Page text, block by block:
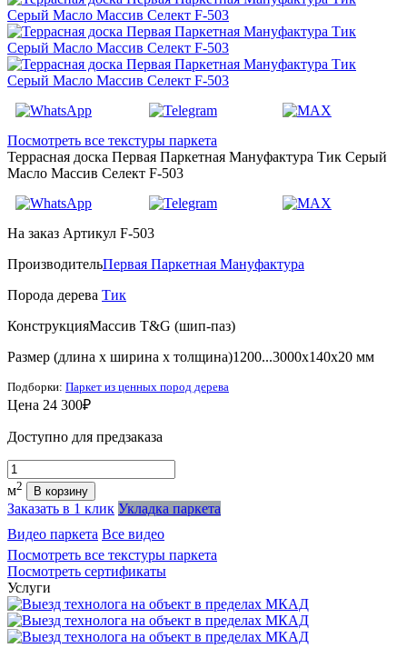
Посмотреть все текстуры паркета
Террасная доска Первая Паркетная Мануфактура Тик Серый
Масло Массив Селект F-503
На заказ Артикул F-503
ПроизводительПервая Паркетная Мануфактура
Порода дерева Тик
КонструкцияМассив T&G (шип-паз)
Размер (длина х ширина х толщина)1200...3000х140х20 мм
Подборки: Паркет из ценных пород дерева
Цена 24 300₽
Доступно для предзаказа
Количество
м2 В корзину
Заказать в 1 клик Укладка паркета
Видео паркета Все видео
Посмотреть все текстуры паркета
Посмотреть сертификаты
Услуги